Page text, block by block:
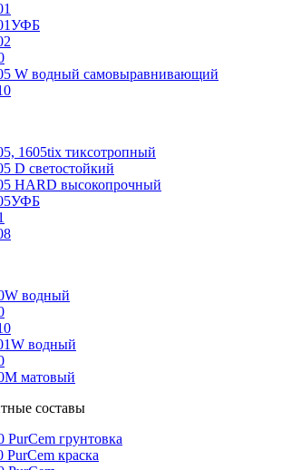
W водный самовыравнивающий
1605tix тиксотропный
D светостойкий
HARD высокопрочный
водный
водный
матовый
составы
PurCem грунтовка
PurCem краска